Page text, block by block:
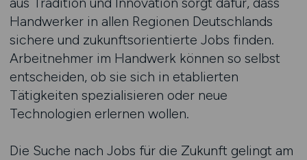
Handwerker in allen Regionen Deutschlands
sichere und zukunftsorientierte Jobs finden.
Arbeitnehmer im Handwerk können so selbst
entscheiden, ob sie sich in etablierten
Tätigkeiten spezialisieren oder neue
Technologien erlernen wollen.
Die Suche nach Jobs für die Zukunft gelingt am